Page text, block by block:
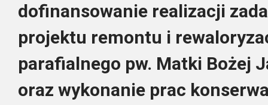
dofinansowanie realizacji
projektu remontu i
parafialnego pw. Matki Bożej
oraz wykonanie prac